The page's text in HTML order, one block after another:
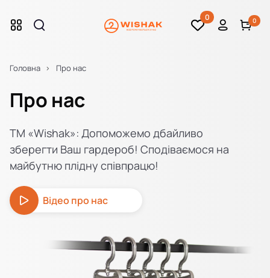
0 0
Головна Про нас
Про нас
ТМ «Wishak»: Допоможемо дбайливо
зберегти Ваш гардероб! Сподіваємося на
майбутню плідну співпрацю!
Відео про нас